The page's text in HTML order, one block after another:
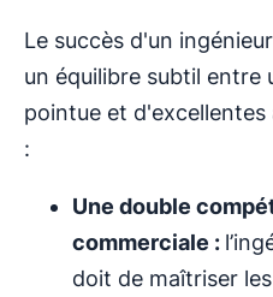
Le succès d'un
un équilibre subtil entre
pointue et
:
Une double
commerciale :
doit de maîtriser